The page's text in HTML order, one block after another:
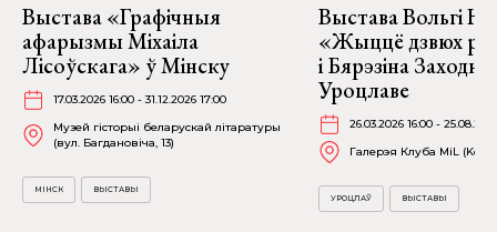
Выстава «Графічныя
афарызмы Міхаіла
Лісоўскага» ў Мінску
17.03.2026 16:00 - 31.12.2026 17:00
Музей гісторыі беларускай літаратуры
(вул. Багдановіча, 13)
МІНСК ВЫСТАВЫ
Выстава Вольгі
«Жыццё дзвюх
і Бярэзіна
Уроцлаве
26.03.2026 16:00 -
Галерэя Клуба MiL
УРОЦЛАЎ ВЫСТАВЫ